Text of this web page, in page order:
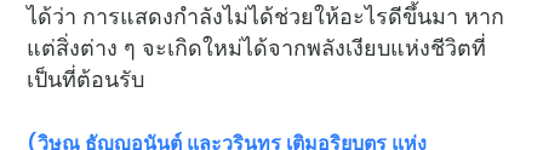
ได้ว่า การแสดงกำลังไม่ได้ช่วยให้อะไรดีขึ้นมา หาก
แต่สิ่งต่าง ๆ จะเกิดใหม่ได้จากพลังเงียบแห่งชีวิตที่
เป็นที่ต้อนรับ
(วิษณุ ธัญญอนันต์ และวรินทร เติมอริยบุตร แห่ง